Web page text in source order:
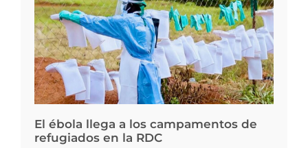
El ébola llega a los campamentos de
refugiados en la RDC